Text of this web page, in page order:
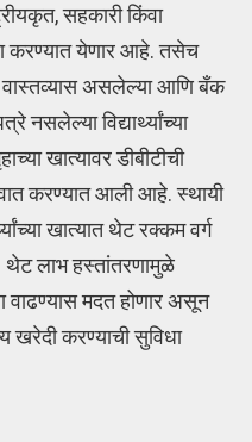
सहकारी किंवा
करण्यात येणार आहे. तसेच
वास्तव्यास असलेल्या आणि बँक
विद्यार्थ्यांच्या
खात्यावर डीबीटीची
करण्यात आली आहे. स्थायी
खात्यात थेट रक्कम वर्ग
थेट लाभ हस्तांतरणामुळे
वाढण्यास मदत होणार असून
खरेदी करण्याची सुविधा